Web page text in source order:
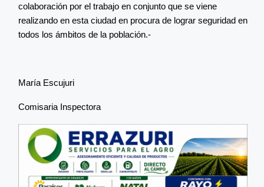
colaboración por el trabajo en conjunto que se viene
realizando en esta ciudad en procura de lograr seguridad en
todos los ámbitos de la población.-
María Escujuri
Comisaria Inspectora